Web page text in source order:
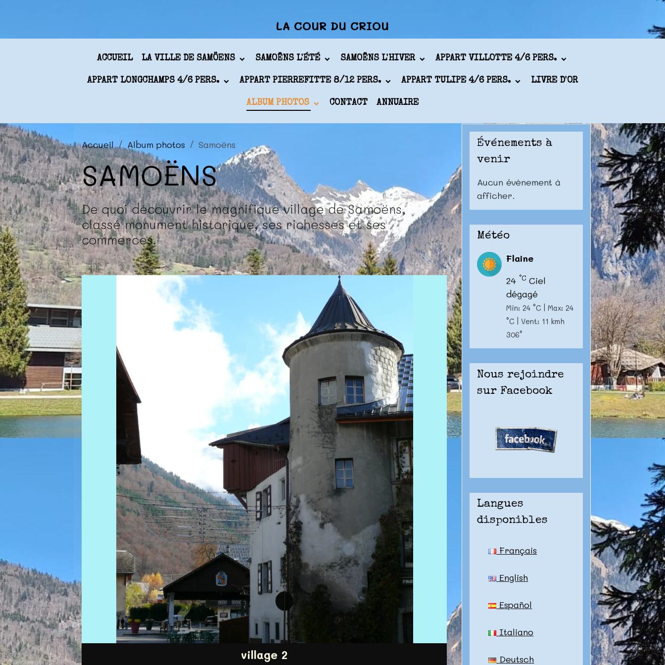
LA COUR DU CRIOU
ACCUEIL LA VILLE DE SAMÖENS SAMOËNS L'ÉTÉ SAMOËNS L'HIVER APPART VILLOTTE 4/6 PERS.
APPART LONGCHAMPS 4/6 PERS. APPART PIERREFITTE 8/12 PERS. APPART TULIPE 4/6 PERS. LIVRE D'OR
ALBUM PHOTOS CONTACT ANNUAIRE
Accueil Album photos Samoëns
SAMOËNS
De quoi découvrir le magnifique village de Samoëns,
classé monument historique, ses richesses et ses
commerces.
village 2
Événements à
venir
Aucun évènement à
afficher.
Météo
Flaine
24 °CCiel
dégagé
Min: 24 °C | Max: 24
°C | Vent: 11 kmh
306°
Nous rejoindre
sur Facebook
Langues
disponibles
Français
English
Español
Italiano
Deutsch